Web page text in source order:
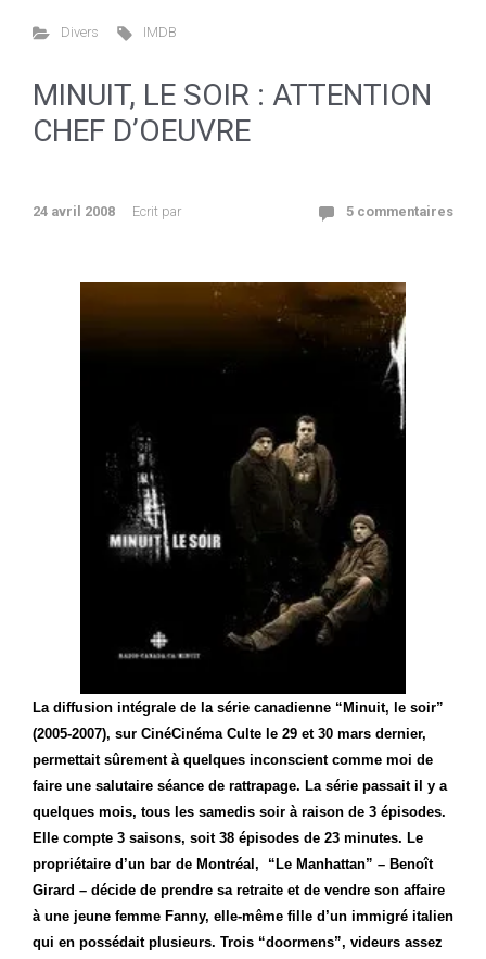
Divers IMDB
MINUIT, LE SOIR : ATTENTION
CHEF D’OEUVRE
24 avril 2008 Ecrit par 5 commentaires
La diffusion intégrale de la série canadienne “Minuit, le soir”
(2005-2007), sur CinéCinéma Culte le 29 et 30 mars dernier,
permettait sûrement à quelques inconscient comme moi de
faire une salutaire séance de rattrapage. La série passait il y a
quelques mois, tous les samedis soir à raison de 3 épisodes.
Elle compte 3 saisons, soit 38 épisodes de 23 minutes. Le
propriétaire d’un bar de Montréal, “Le Manhattan” – Benoît
Girard – décide de prendre sa retraite et de vendre son affaire
à une jeune femme Fanny, elle-même fille d’un immigré italien
qui en possédait plusieurs. Trois “doormens”, videurs assez